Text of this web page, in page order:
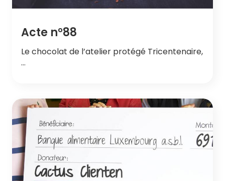
Acte n°88
Le chocolat de l’atelier protégé Tricentenaire,
…